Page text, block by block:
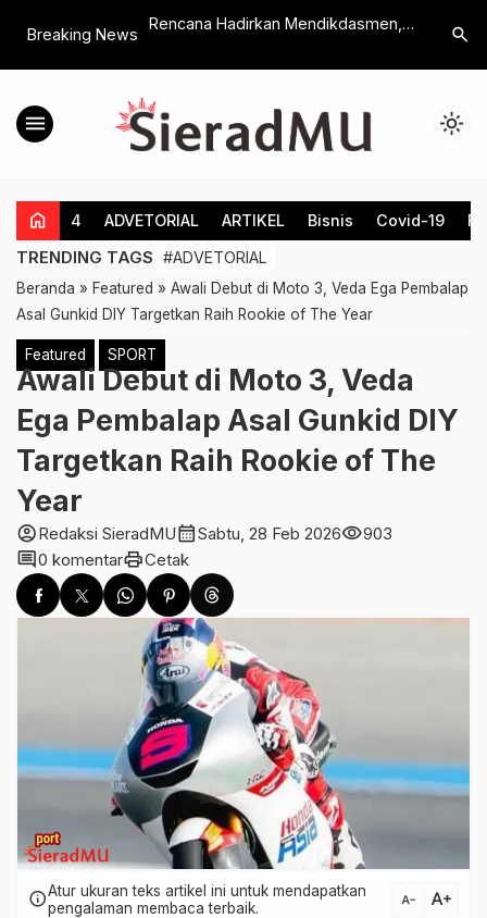
Breaking News
Boni für Ihre
Rencana Hadirkan Mendikdasmen,
Qur’an 6 MBS Klaten Ikuti
Munaqosah
Tak
Lebaran
search
menu light_mode
home 4 ADVETORIAL ARTIKEL Bisnis Covid-19
TRENDING TAGS #ADVETORIAL
Beranda » Featured » Awali Debut di Moto 3, Veda Ega Pembalap
Asal Gunkid DIY Targetkan Raih Rookie of The Year
Featured SPORT
Awali Debut di Moto 3, Veda
Ega Pembalap Asal Gunkid DIY
Targetkan Raih Rookie of The
Year
account_circleRedaksi SieradMUcalendar_monthSabtu, 28 Feb 2026visibility903
comment0 komentarprintCetak
infoAtur ukuran teks artikel ini untuk mendapatkan
pengalaman membaca terbaik.
text_decrease text_increase